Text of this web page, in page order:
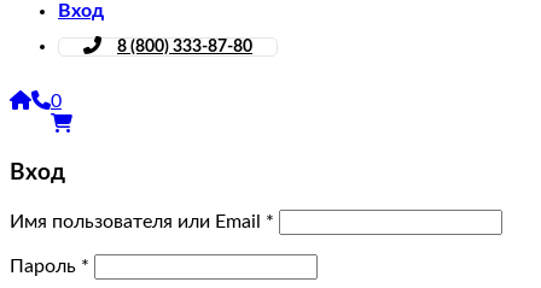
Вход
8 (800) 333-87-80
0
Вход
Имя пользователя или Email *
Пароль *